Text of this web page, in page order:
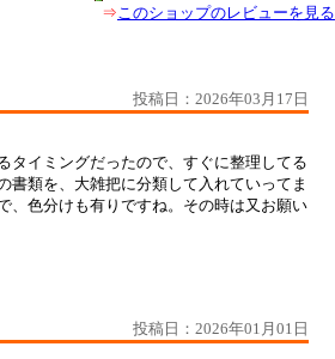
⇒このショップのレビューを見る
投稿日：2026年03月17日
タイミングだったので、すぐに整理してる
類を、大雑把に分類して入れていってま
、色分けも有りですね。その時は又お願い
投稿日：2026年01月01日